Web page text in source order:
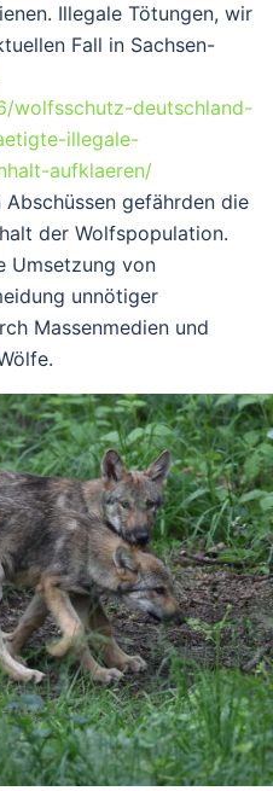
Illegale Tötungen, wir
Fall in Sachsen-
wolfsschutz-deutschland-
illegale-
aufklaeren/
gefährden die
der Wolfspopulation.
Umsetzung von
unnötiger
Massenmedien und